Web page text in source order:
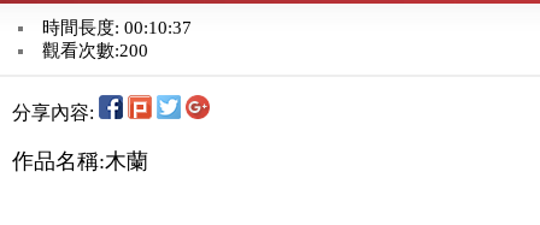
時間長度: 00:10:37
觀看次數:200
分享內容:
作品名稱:木蘭